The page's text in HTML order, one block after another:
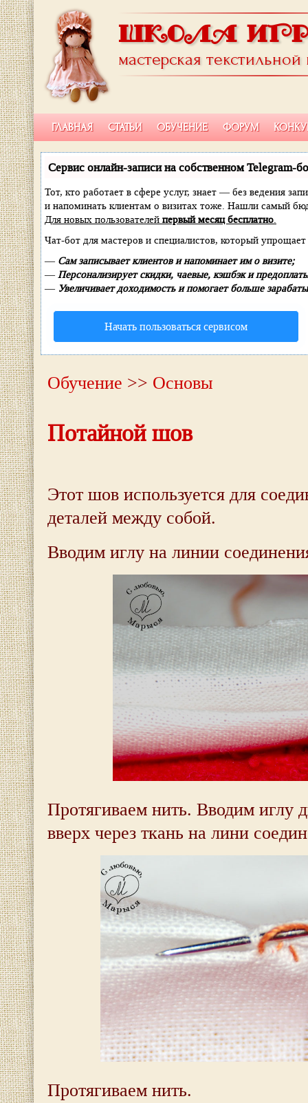
ШКОЛА
мастерская
ГЛАВНАЯ СТАТЬИ ОБУЧЕНИЕ ФОРУМ
Сервис онлайн-записи на собственном Telegram-
Тот, кто работает в сфере услуг, знает — без ведения
и напоминать клиентам о визитах тоже. Нашли самый
Для новых пользователей первый месяц бесплатно.
Чат-бот для мастеров и специалистов, который упрощает
— Сам записывает клиентов и напоминает им о визите;
— Персонализирует скидки, чаевые, кэшбэк и
— Увеличивает доходимость и помогает больше
Начать пользоваться сервисом
Обучение >> Основы
Потайной шов
Этот шов используется для
деталей между собой.
Вводим иглу на линии
Протягиваем нить. Вводим иглу
вверх через ткань на лини
Протягиваем нить.